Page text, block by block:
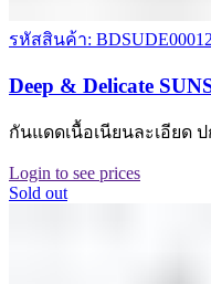
รหัสสินค้า:
Deep & Delicate
กันแดดเนื้อเนียนละเอียด
Login to see prices
Sold out